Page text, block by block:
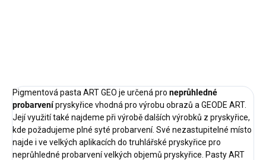
Pigmentová pasta ART GEO je určená pro neprůhledné
probarvenípryskyřice vhodná pro výrobu obrazů a GEODE ART.
Její využití také najdeme při výrobě dalších výrobků z pryskyřice,
kde požadujeme plné syté probarvení. Své nezastupitelné místo
najde i ve velkých aplikacích do truhlářské pryskyřice pro
neprůhledné probarvení velkých objemů pryskyřice. Pasty ART